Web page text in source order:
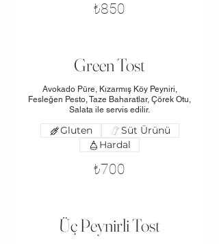
₺850
Green Tost
Avokado Püre, Kızarmış Köy Peyniri,
Fesleğen Pesto, Taze Baharatlar, Çörek Otu,
Salata ile servis edilir.
₺700
Gluten
Süt Ürünü
Hardal
Üç Peynirli Tost